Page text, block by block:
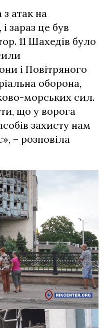
атак на
зараз це був
11 Шахедів було
і Повітряного
оборона,
морських сил.
що у ворога
захисту нам
– розповіла